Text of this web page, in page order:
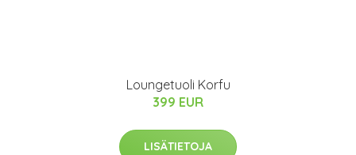
Loungetuoli Korfu
399 EUR
LISÄTIETOJA